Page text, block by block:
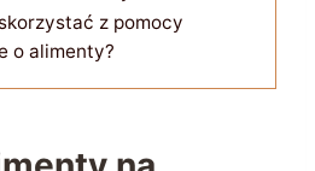
z pomocy
o alimenty?